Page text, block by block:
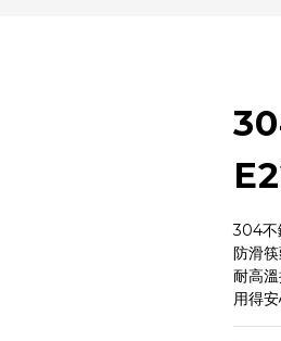
304不
防滑
耐高
用得